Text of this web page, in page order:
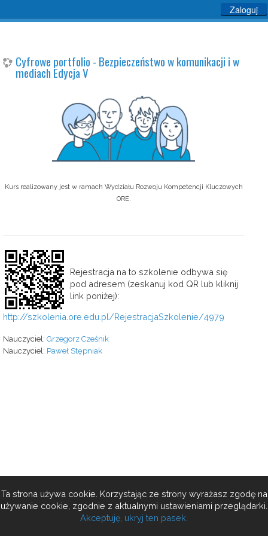
Zaloguj
Cyfrowe portfolio - Bezpieczeństwo w komunikacji i w
mediach Edycja V
Kurs realizowany jest w ramach Wydziału Rozwoju Kompetencji Kluczowych
ORE.
Rejestracja na to szkolenie odbywa się
pod adresem (zeskanuj kod QR lub kliknij
link poniżej):
http://szkolenia.ore.edu.pl/RejestracjaSzkolenie/4979
Nauczyciel: Grzegorz Cześnik
Nauczyciel: Paweł Stępniak
Ta strona używa cookie. Korzystając ze strony wyrażasz zgodę na
używanie cookie, zgodnie z aktualnymi ustawieniami przeglądarki.
Akceptuję, ukryj ten pasek.